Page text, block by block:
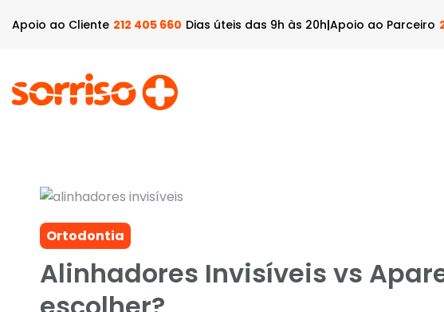
Apoio ao Cliente 212 405 660 Dias úteis das 9h às 20h|Apoio ao Parceiro
Ortodontia
Alinhadores Invisíveis vs